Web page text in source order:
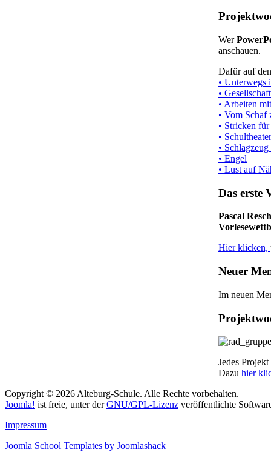
Wer
anschauen.
Dafür auf
• Unterwegs
•
• Arbeiten
• Vom Schaf
• Stricken
• Schultheater
•
• Engel
• Lust auf
Das erste
Pascal
Hier klicken,
Neuer
Im neuen
Jedes
Dazu hier
Copyright © 2026 Alteburg-Schule. Alle Rechte vorbehalten.
Joomla! ist freie, unter derGNU/GPL-Lizenz veröffentlichte
Impressum
Joomla School Templates by Joomlashack